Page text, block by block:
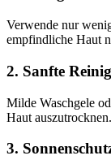
Verwende nur
empfindliche Haut
2. Sanfte
Milde Waschgele
Haut auszutrocknen.
3.